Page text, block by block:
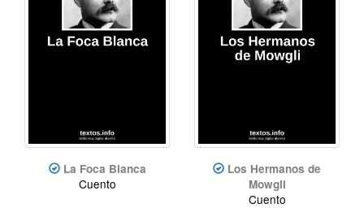
La Foca Blanca
Cuento
Los Hermanos de
Mowgli
Cuento